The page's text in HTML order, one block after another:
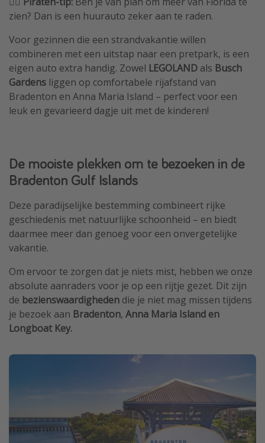
zien? Dan is een huurauto zeker aan te raden.
Voor gezinnen die een strandvakantie willen
combineren met een uitstap naar een pretpark, is een
eigen auto extra handig. Zowel LEGOLAND als Busch
Gardens liggen op comfortabele rijafstand van
Bradenton en Anna Maria Island – perfect voor een
leuk en gevarieerd dagje uit met de kinderen!
De mooiste plekken om te bezoeken in de
Bradenton Gulf Islands
Deze paradijselijke bestemming combineert rijke
geschiedenis met natuurlijke schoonheid – en biedt
daarmee meer dan genoeg voor een onvergetelijke
vakantie.
Om ervoor te zorgen dat je niets mist, hebben we onze
absolute aanraders voor je op een rijtje gezet. Dit zijn
de bezienswaardigheden die je niet mag missen tijdens
je bezoek aan Bradenton, Anna Maria Island en
Longboat Key.